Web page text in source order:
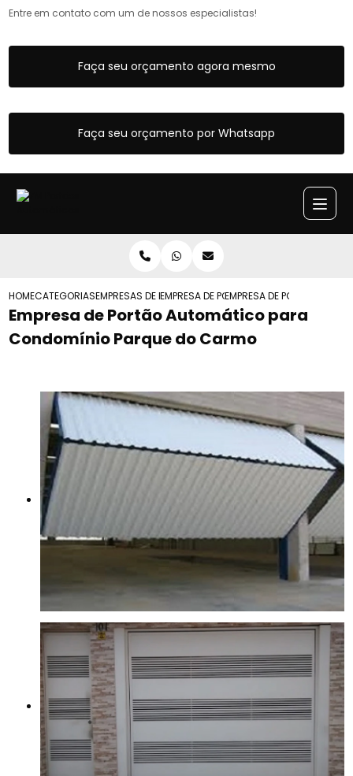
Entre em contato com um de nossos especialistas!
Faça seu orçamento agora mesmo
Faça seu orçamento por Whatsapp
HOMECATEGORIASEMPRESAS DE PORTOES AUTOMATICOS
EMPRESA DE PORTAO AUTOMATICO DE
EMPRESA DE PORTAO
Empresa de Portão Automático para
Condomínio Parque do Carmo